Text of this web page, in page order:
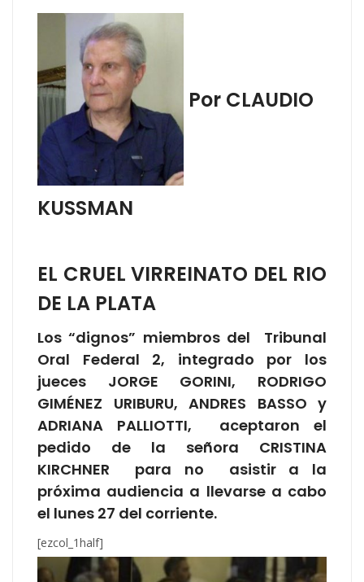
Por CLAUDIO
KUSSMAN
EL CRUEL VIRREINATO DEL RIO
DE LA PLATA
Los “dignos” miembros del Tribunal
Oral Federal 2, integrado por los
jueces JORGE GORINI, RODRIGO
GIMÉNEZ URIBURU, ANDRES BASSO y
ADRIANA PALLIOTTI, aceptaron el
pedido de la señora CRISTINA
KIRCHNER para no asistir a la
próxima audiencia a llevarse a cabo
el lunes 27 del corriente.
[ezcol_1half]